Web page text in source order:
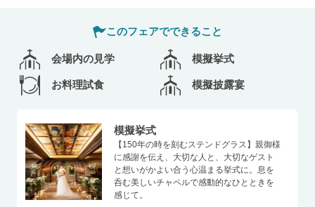
このフェアでできること
会場内の見学 模擬挙式
お料理試食 模擬披露宴
模擬挙式
【150年の時を刻むステンドグラス】親御様
に感謝を伝え、大切な人と、大切なゲスト
と想いがかよい合う心温まる挙式に。息を
呑む美しいチャペルで感動的なひとときを
感じて。